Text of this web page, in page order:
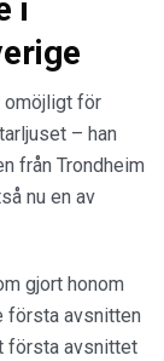
i
omöjligt för
– han
från Trondheim
nu en av
gjort honom
första avsnitten
första avsnittet